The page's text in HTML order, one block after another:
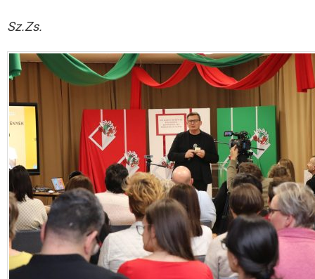
Sz.Zs.